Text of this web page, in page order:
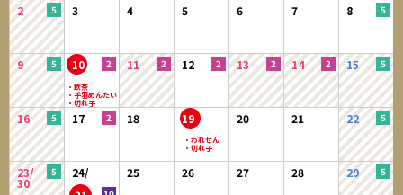
2 3 4 5 6 7 8
9 10 11 12 13 14 15
16 17 18 19 20 21 22
23/
30
24/
25 26 27 28 29